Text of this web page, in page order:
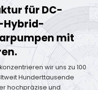
für DC-
Hybrid-
mit
wir uns zu 100
Hunderttausende
hochpräzise und